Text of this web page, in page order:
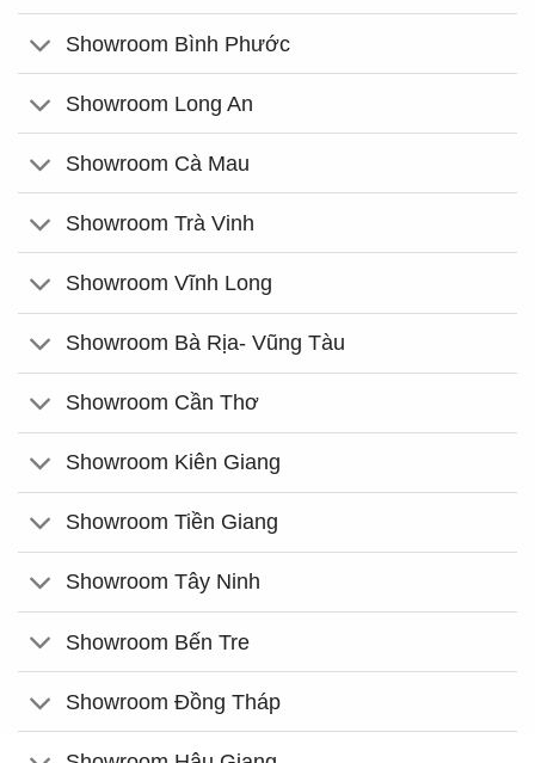
Showroom Bình Phước
Showroom Long An
Showroom Cà Mau
Showroom Trà Vinh
Showroom Vĩnh Long
Showroom Bà Rịa- Vũng Tàu
Showroom Cần Thơ
Showroom Kiên Giang
Showroom Tiền Giang
Showroom Tây Ninh
Showroom Bến Tre
Showroom Đồng Tháp